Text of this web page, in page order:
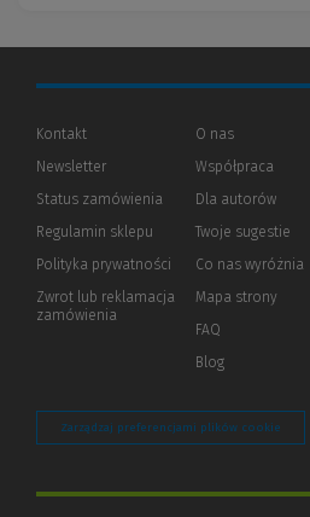
Kontakt
Newsletter
Status zamówienia
Regulamin sklepu
Polityka prywatności (Nowe
(Link
innej
Zwrot lub reklamacja
zamówienia
O nas
Współpraca
Dla autorów(Nowe
(Link
innej
Twoje sugestie
Co nas wyróżnia
Mapa strony
FAQ
Blog
Zarządzaj preferencjami plików cookie